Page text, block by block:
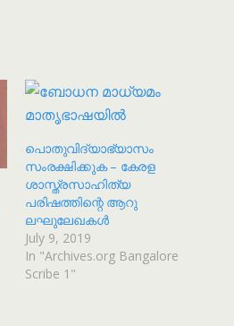
പൊതുവിദ്യാഭ്യാസം
സംരക്ഷിക്കുക – കേരള
ശാസ്ത്രസാഹിത്യ
പരിഷത്തിന്റെ ആറു
ലഘുലേഖകൾ
July 9, 2019
In "Archives.org Bangalore
Scribe 1"